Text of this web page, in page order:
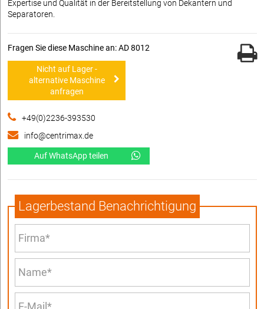
Expertise und Qualität in der Bereitstellung von Dekantern und
Separatoren.
Fragen Sie diese Maschine an: AD 8012
Nicht auf Lager -
alternative Maschine
anfragen
+49(0)2236-393530
info@centrimax.de
Auf WhatsApp teilen
Lagerbestand Benachrichtigung